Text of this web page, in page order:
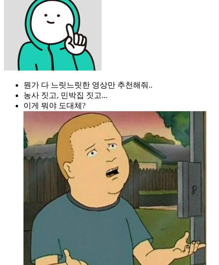
뭔가 다 느릿느릿한 영상만 추천해줘..
농사 짓고, 민박집 짓고...
이게 뭐야 도대체?